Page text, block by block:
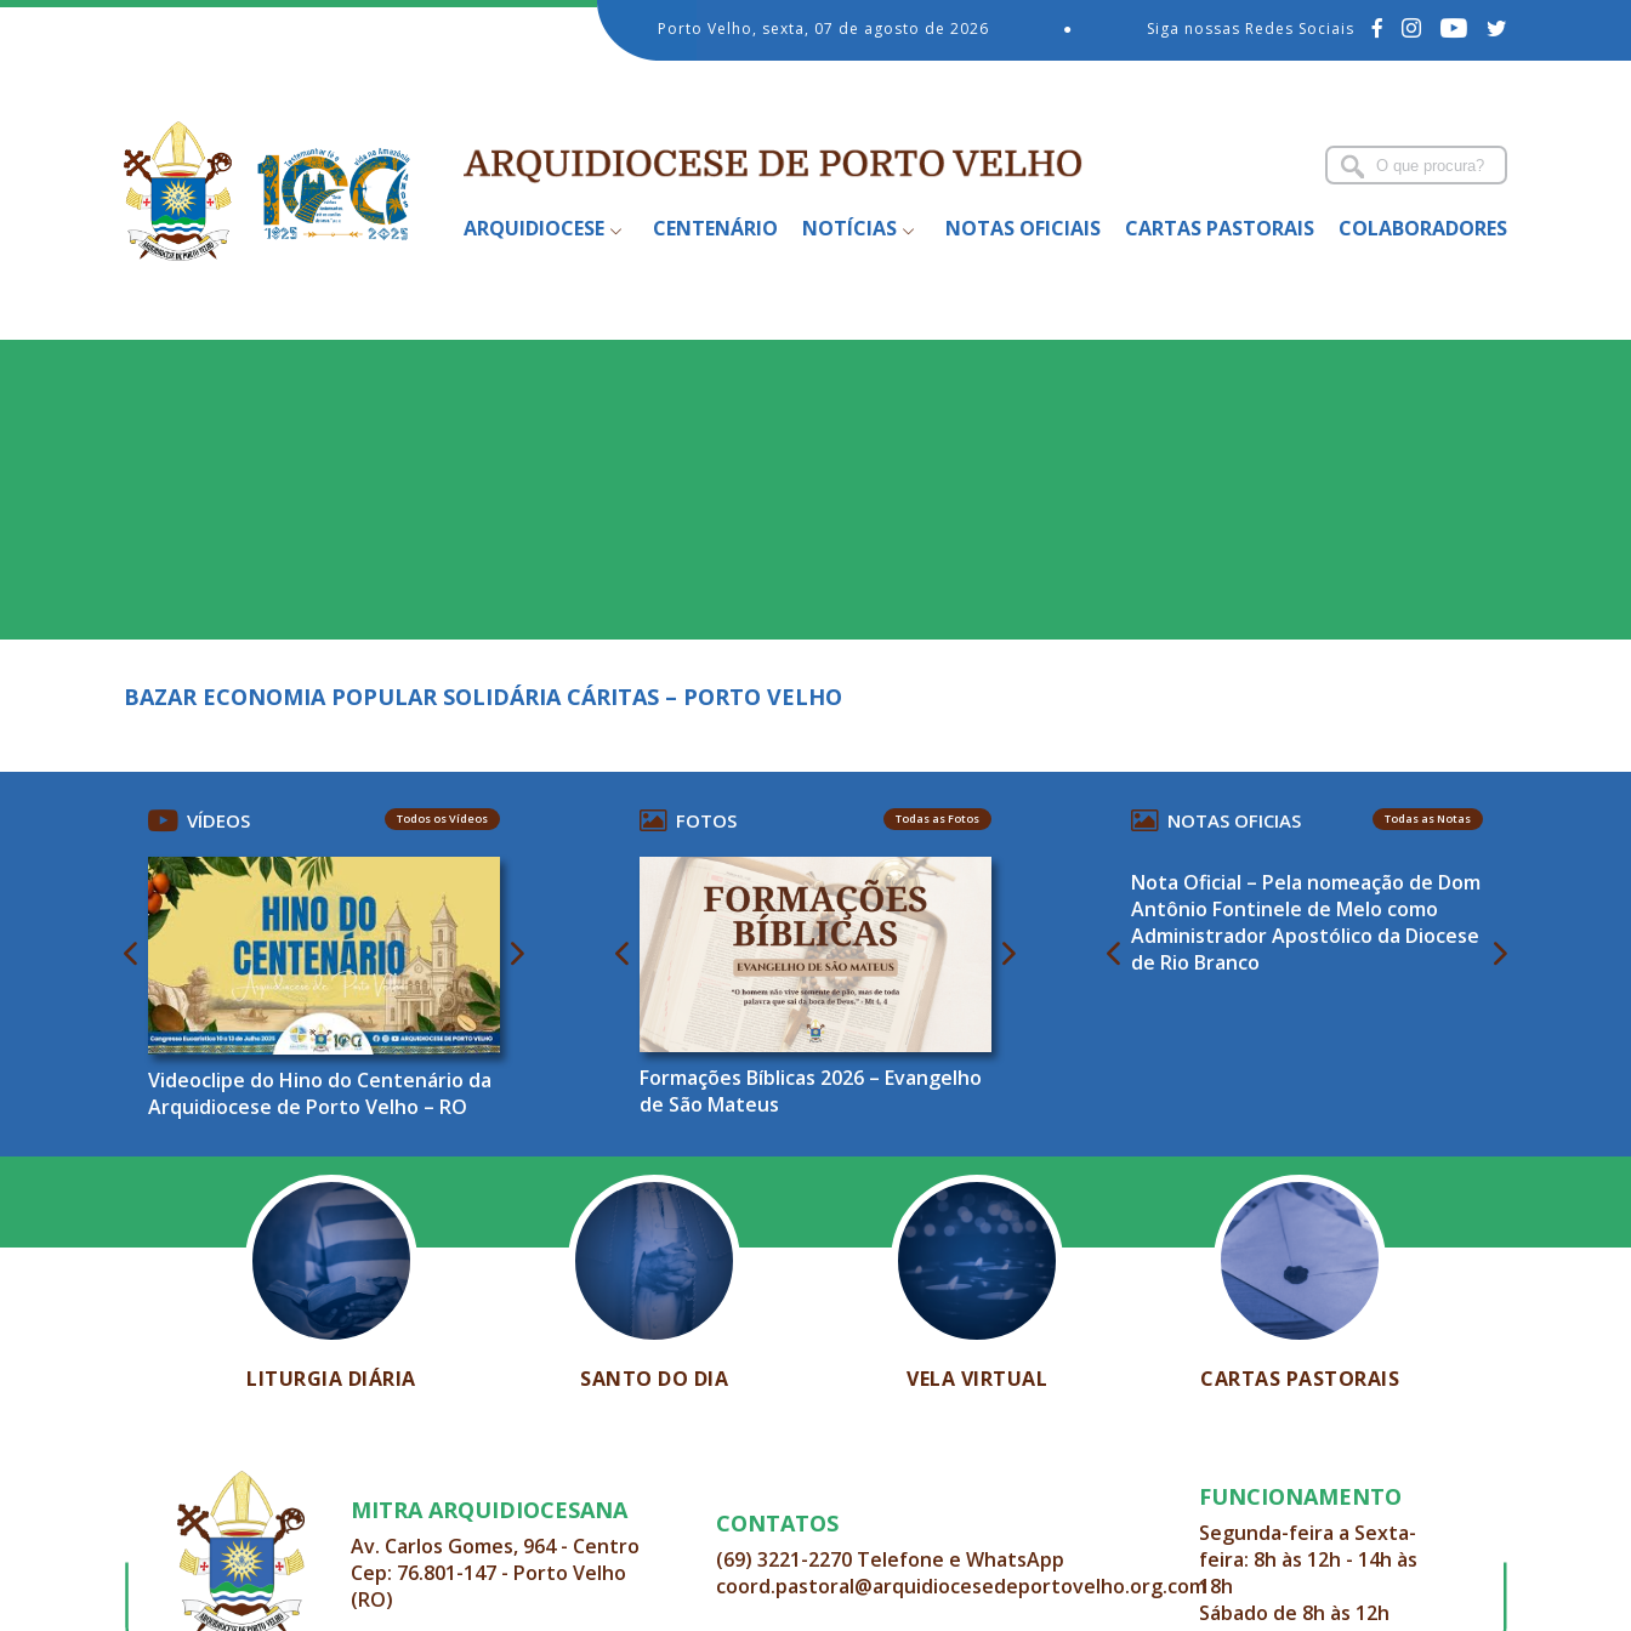
Porto Velho, sexta, 07 de agosto de 2026 ● Siga nossas Redes Sociais
ARQUIDIOCESE CENTENÁRIO NOTÍCIAS NOTAS OFICIAIS CARTAS PASTORAIS COLABORADORES
BAZAR ECONOMIA POPULAR SOLIDÁRIA CÁRITAS – PORTO VELHO
VÍDEOS Todos os Vídeos
Videoclipe do Hino do Centenário da
Arquidiocese de Porto Velho – RO
FOTOS Todas as Fotos
Formações Bíblicas 2026 – Evangelho
de São Mateus
NOTAS OFICIAS Todas as Notas
Nota Oficial – Pela nomeação de Dom
Antônio Fontinele de Melo como
Administrador Apostólico da Diocese
de Rio Branco
LITURGIA DIÁRIA SANTO DO DIA VELA VIRTUAL CARTAS PASTORAIS
MITRA ARQUIDIOCESANA
Av. Carlos Gomes, 964 - Centro
Cep: 76.801-147 - Porto Velho
(RO)
CONTATOS
(69) 3221-2270 Telefone e WhatsApp
coord.pastoral@arquidiocesedeportovelho.org.com
FUNCIONAMENTO
Segunda-feira a Sexta-
feira: 8h às 12h - 14h às
18h
Sábado de 8h às 12h